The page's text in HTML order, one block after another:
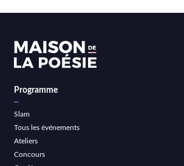
Programme
Slam
Tous les événements
Ateliers
Concours